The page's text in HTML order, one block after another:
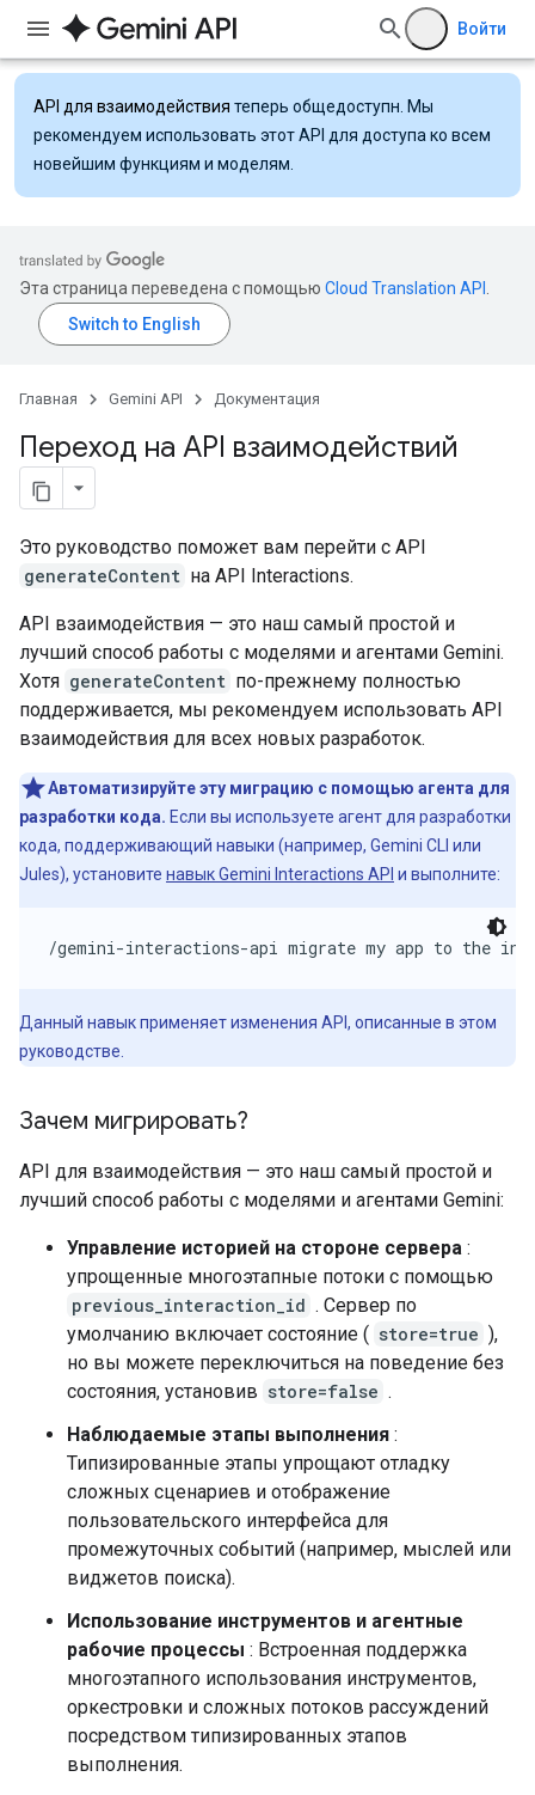
Войти
API для взаимодействия теперь общедоступн. Мы
рекомендуем использовать этот API для доступа ко всем
новейшим функциям и моделям.
Эта страница переведена с помощью Cloud Translation API
Главная Gemini API Документация
Переход на API взаимодействий
Это руководство поможет вам перейти с API
generateContent на API Interactions.
API взаимодействия — это наш самый простой и
лучший способ работы с моделями и агентами Gemini.
Хотя generateContent по-прежнему полностью
поддерживается, мы рекомендуем использовать API
взаимодействия для всех новых разработок.
Автоматизируйте эту миграцию с помощью агента для
разработки кода. Если вы используете агент для разработки
кода, поддерживающий навыки (например, Gemini CLI или
Jules), установите навык Gemini Interactions API и выполните:
/gemini-interactions-api migrate my app to the
Данный навык применяет изменения API, описанные в этом
руководстве.
Зачем мигрировать?
API для взаимодействия — это наш самый простой и
лучший способ работы с моделями и агентами Gemini:
Управление историей на стороне сервера :
упрощенные многоэтапные потоки с помощью
previous_interaction_id . Сервер по
умолчанию включает состояние ( store=true ),
но вы можете переключиться на поведение без
состояния, установив store=false .
Наблюдаемые этапы выполнения :
Типизированные этапы упрощают отладку
сложных сценариев и отображение
пользовательского интерфейса для
промежуточных событий (например, мыслей или
виджетов поиска).
Использование инструментов и агентные
рабочие процессы : Встроенная поддержка
многоэтапного использования инструментов,
оркестровки и сложных потоков рассуждений
посредством типизированных этапов
выполнения.